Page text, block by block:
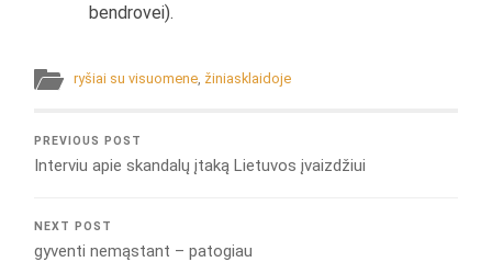
bendrovei).
ryšiai su visuomene žiniasklaidoje
PREVIOUS POST
Interviu apie skandalų įtaką Lietuvos įvaizdžiui
NEXT POST
gyventi nemąstant – patogiau